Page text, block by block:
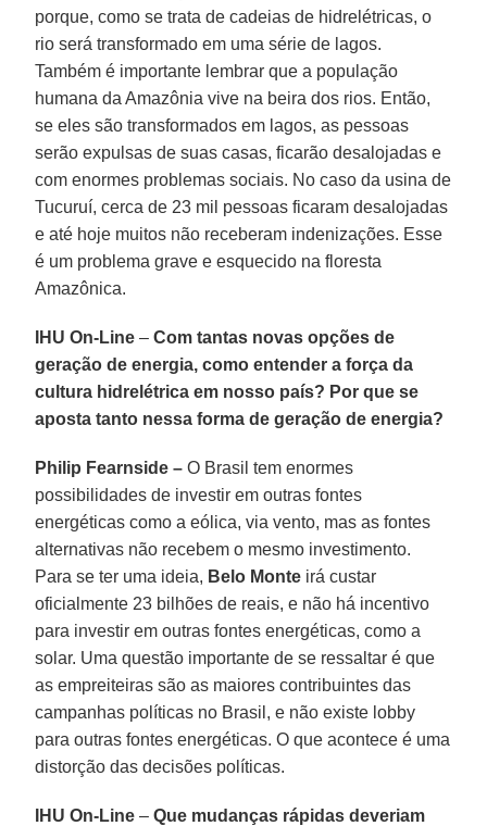
porque, como se trata de cadeias de hidrelétricas, o
rio será transformado em uma série de lagos.
Também é importante lembrar que a população
humana da Amazônia vive na beira dos rios. Então,
se eles são transformados em lagos, as pessoas
serão expulsas de suas casas, ficarão desalojadas e
com enormes problemas sociais. No caso da usina de
Tucuruí, cerca de 23 mil pessoas ficaram desalojadas
e até hoje muitos não receberam indenizações. Esse
é um problema grave e esquecido na floresta
Amazônica.
IHU On-Line– Com tantas novas opções de
geração de energia, como entender a força da
cultura hidrelétrica em nosso país? Por que se
aposta tanto nessa forma de geração de energia?
Philip Fearnside – O Brasil tem enormes
possibilidades de investir em outras fontes
energéticas como a eólica, via vento, mas as fontes
alternativas não recebem o mesmo investimento.
Para se ter uma ideia, Belo Monte irá custar
oficialmente 23 bilhões de reais, e não há incentivo
para investir em outras fontes energéticas, como a
solar. Uma questão importante de se ressaltar é que
as empreiteiras são as maiores contribuintes das
campanhas políticas no Brasil, e não existe lobby
para outras fontes energéticas. O que acontece é uma
distorção das decisões políticas.
IHU On-Line– Que mudanças rápidas deveriam